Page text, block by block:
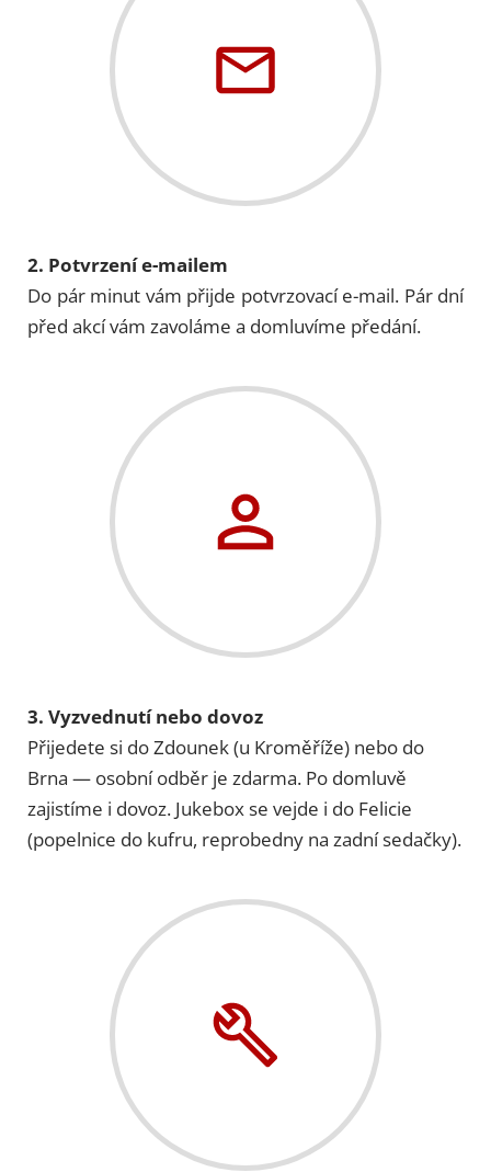
2. Potvrzení e-mailem
Do pár minut vám přijde potvrzovací e-mail. Pár dní
před akcí vám zavoláme a domluvíme předání.
3. Vyzvednutí nebo dovoz
Přijedete si do Zdounek (u Kroměříže) nebo do
Brna — osobní odběr je zdarma. Po domluvě
zajistíme i dovoz. Jukebox se vejde i do Felicie
(popelnice do kufru, reprobedny na zadní sedačky).